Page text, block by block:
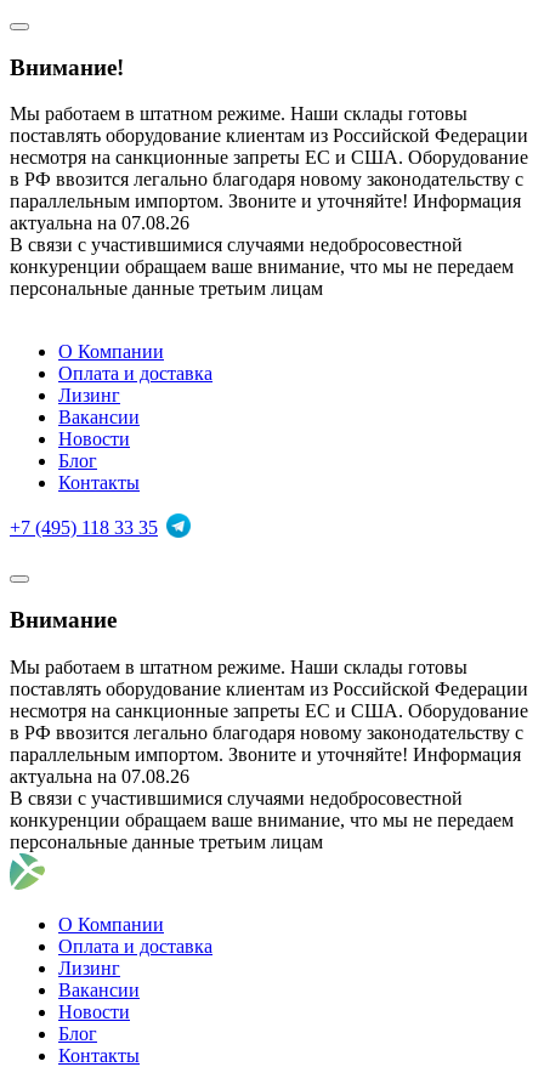
Внимание!
Мы работаем в штатном режиме. Наши склады готовы
поставлять оборудование клиентам из Российской Федерации
несмотря на санкционные запреты ЕС и США. Оборудование
в РФ ввозится легально благодаря новому законодательству с
параллельным импортом. Звоните и уточняйте! Информация
актуальна на 07.08.26
В связи с участившимися случаями недобросовестной
конкуренции обращаем ваше внимание, что мы не передаем
персональные данные третьим лицам
О Компании
Оплата и доставка
Лизинг
Вакансии
Новости
Блог
Контакты
+7 (495) 118 33 35
Внимание
Мы работаем в штатном режиме. Наши склады готовы
поставлять оборудование клиентам из Российской Федерации
несмотря на санкционные запреты ЕС и США. Оборудование
в РФ ввозится легально благодаря новому законодательству с
параллельным импортом. Звоните и уточняйте! Информация
актуальна на 07.08.26
В связи с участившимися случаями недобросовестной
конкуренции обращаем ваше внимание, что мы не передаем
персональные данные третьим лицам
О Компании
Оплата и доставка
Лизинг
Вакансии
Новости
Блог
Контакты